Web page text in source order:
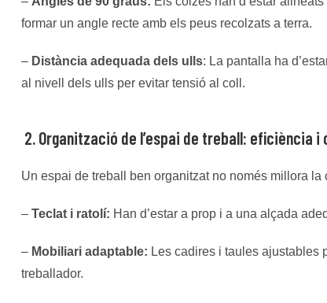
formar un angle recte amb els peus recolzats a terra.
– Distància adequada dels ulls: La pantalla ha
al nivell dels ulls per evitar tensió al coll.
2. Organització de l’espai de treball: eficiència
Un espai de treball ben organitzat no només millora
– Teclat i ratolí: Han d’estar a prop i a una alçada
– Mobiliari adaptable: Les cadires i taules ajustables
treballador.